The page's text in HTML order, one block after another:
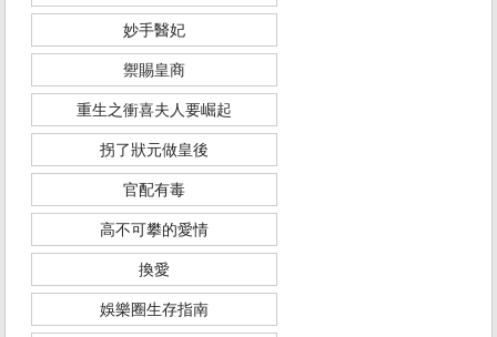
妙手醫妃
禦賜皇商
重生之衝喜夫人要崛起
拐了狀元做皇後
官配有毒
高不可攀的愛情
換愛
娛樂圈生存指南